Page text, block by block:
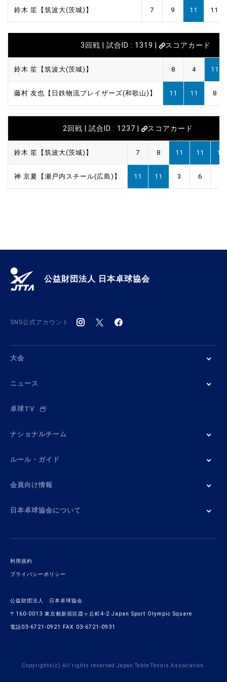
鈴木 笙【筑波大(茨城)】 7 9 11 11
3回戦 | 試合ID : 1319 | スコアカード
鈴木 笙【筑波大(茨城)】 8 4 11
藤村 友也【日鉄物流ブレイザーズ(和歌山)】 11 11 8
2回戦 | 試合ID : 1237 | スコアカード
鈴木 笙【筑波大(茨城)】 7 8 11 11 11
神 京夏【瀬戸内スチール(広島)】 11 11 3 6 4
公益財団法人 日本卓球協会
SNS公式アカウント
大会
ニュース
卓球TV
ナショナルチーム
ルール・ガイド
会員向け情報
日本卓球協会について
利用規約
プライバシーポリシー
公益財団法人 日本卓球協会
〒160-0013 東京都新宿区霞ヶ丘町4-2 Japan Sport Olympic Square
電話03-6721-0921 FAX 03-6721-0931
Copyrights(c) All rights reserved Japan Table Tennis Association.